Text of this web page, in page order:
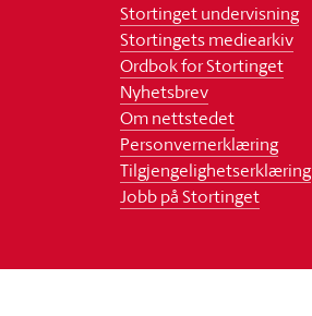
Stortinget undervisning
Stortingets mediearkiv
Ordbok for Stortinget
Nyhetsbrev
Om nettstedet
Personvernerklæring
Tilgjengelighetserklæring
Jobb på Stortinget